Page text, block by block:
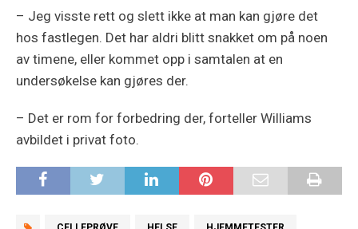
– Jeg visste rett og slett ikke at man kan gjøre det
hos fastlegen. Det har aldri blitt snakket om på noen
av timene, eller kommet opp i samtalen at en
undersøkelse kan gjøres der.
– Det er rom for forbedring der, forteller Williams
avbildet i privat foto.